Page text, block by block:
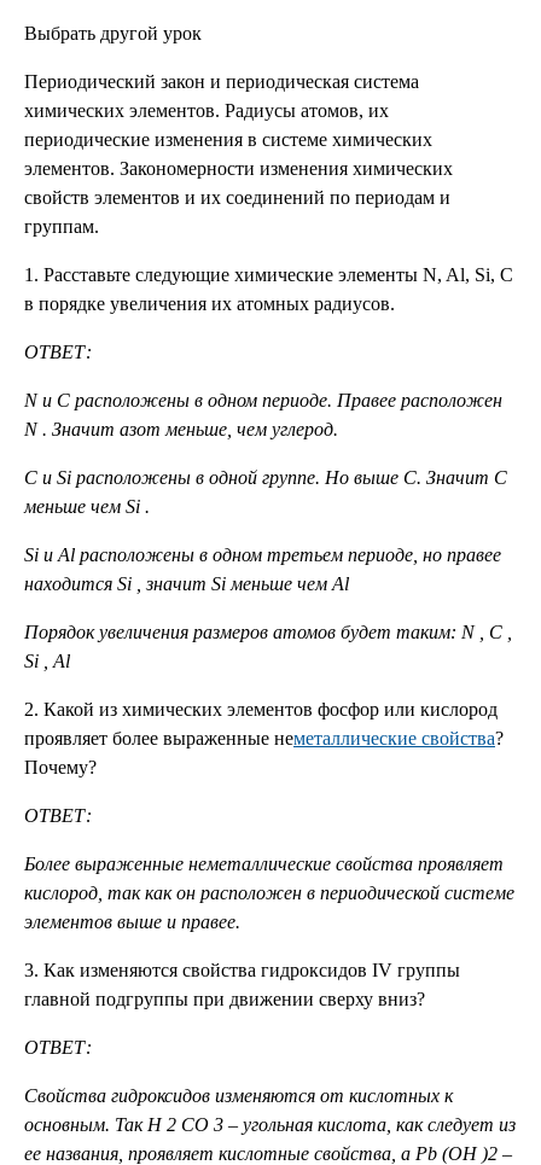
Выбрать другой урок
Периодический закон и периодическая система
химических элементов. Радиусы атомов, их
периодические изменения в системе химических
элементов. Закономерности изменения химических
свойств элементов и их соединений по периодам и
группам.
1. Расставьте следующие химические элементы N, Al, Si, C
в порядке увеличения их атомных радиусов.
ОТВЕТ:
Nи C расположены в одном периоде. Правее расположен
N. Значит азот меньше, чем углерод.
С и Si расположены в одной группе. Но выше С. Значит С
меньше чем Si .
Si и Al расположены в одном третьем периоде, но правее
находится Si , значит Si меньше чем Al
Порядок увеличения размеров атомов будет таким: N C
Si
Al
2. Какой из химических элементов фосфор или кислород
проявляет более выраженные неметаллические свойства?
Почему?
ОТВЕТ:
Более выраженные неметаллические свойства проявляет
кислород, так как он расположен в периодической системе
элементов выше и правее.
3. Как изменяются свойства гидроксидов IV группы
главной подгруппы при движении сверху вниз?
ОТВЕТ:
Свойства гидроксидов изменяются от кислотных к
основным. Так H2 CO 3 – угольная кислота, как следует из
ее названия, проявляет кислотные свойства, а Pb (OH )2 –